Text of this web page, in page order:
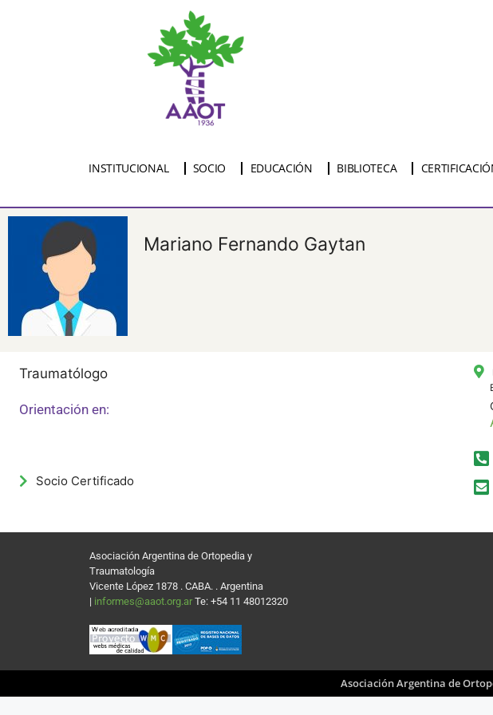
INSTITUCIONAL SOCIO EDUCACIÓN BIBLIOTECA
Mariano Fernando Gaytan
Traumatólogo
Orientación en:
Socio Certificado
Asociación Argentina de Ortopedia y
Traumatología
Vicente López 1878 . CABA. . Argentina
| informes@aaot.org.ar Te: +54 11 48012320
Asociación Argentina de